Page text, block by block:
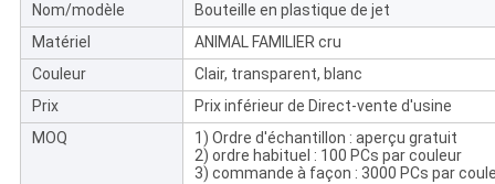
Nom/modèle
Bouteille en plastique de jet
Matériel
ANIMAL FAMILIER cru
Couleur
Clair, transparent, blanc
Prix
Prix inférieur de Direct-vente d'usine
MOQ
1) Ordre d'échantillon : aperçu gratuit
2) ordre habituel : 100 PCs par couleur
3) commande à façon : 3000 PCs par